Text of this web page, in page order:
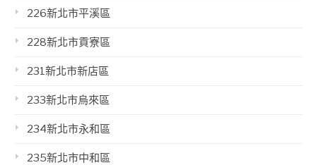
226新北市平溪區
228新北市貢寮區
231新北市新店區
233新北市烏來區
234新北市永和區
235新北市中和區